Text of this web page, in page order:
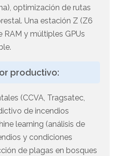
optimización de rutas
Una estación Z (Z6
RAM y múltiples GPUs
productivo:
(CCVA, Tragsatec,
de incendios
learning (análisis de
y condiciones
de plagas en bosques